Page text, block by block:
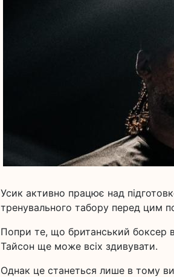
Усик активно працює над
тренувального табору перед цим
Попри те, що британський боксер
Тайсон ще може всіх здивувати.
Однак це станеться лише в тому